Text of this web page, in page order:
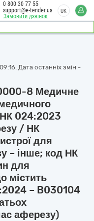
Замовити дзвінок
0 800 30 77 55
support@e-tender.ua
UK
Дата останніх змін -
8 Медичне
НК 024:2023
/ НК
для
– інше; код НК
для
містить
– B030104
аферезу)